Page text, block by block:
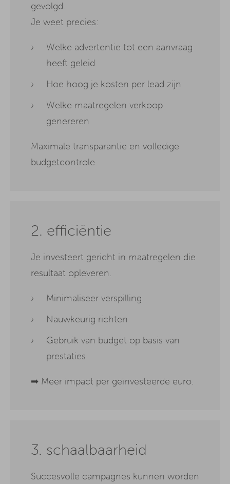
gevolgd.
Je weet precies:
Welke advertentie tot een aanvraag
heeft geleid
Hoe hoog je kosten per lead zijn
Welke maatregelen verkoop
genereren
Maximale transparantie en volledige
budgetcontrole.
2. efficiëntie
Je investeert gericht in maatregelen die
resultaat opleveren.
Minimaliseer verspilling
Nauwkeurig richten
Gebruik van budget op basis van
prestaties
➡ Meer impact per geïnvesteerde euro.
3. schaalbaarheid
Succesvolle campagnes kunnen worden